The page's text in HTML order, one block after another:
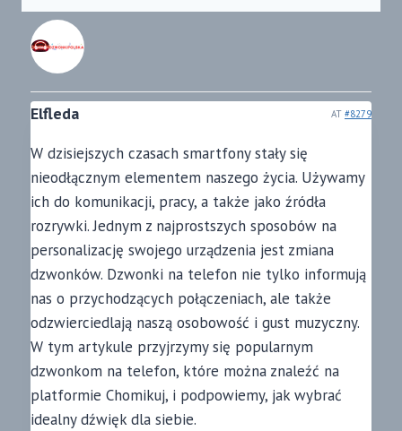
Elfleda AT #8279
W dzisiejszych czasach smartfony stały się
nieodłącznym elementem naszego życia. Używamy
ich do komunikacji, pracy, a także jako źródła
rozrywki. Jednym z najprostszych sposobów na
personalizację swojego urządzenia jest zmiana
dzwonków. Dzwonki na telefon nie tylko informują
nas o przychodzących połączeniach, ale także
odzwierciedlają naszą osobowość i gust muzyczny.
W tym artykule przyjrzymy się popularnym
dzwonkom na telefon, które można znaleźć na
platformie Chomikuj, i podpowiemy, jak wybrać
idealny dźwięk dla siebie.